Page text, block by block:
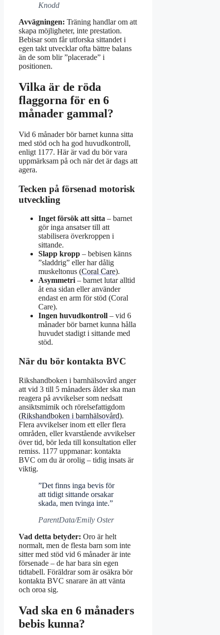
Knodd
Avvägningen: Träning handlar om att
skapa möjligheter, inte prestation.
Bebisar som får utforska sittandet i
egen takt utvecklar ofta bättre balans
än de som blir ”placerade” i
positionen.
Vilka är de röda
flaggorna för en 6
månader gammal?
Vid 6 månader bör barnet kunna sitta
med stöd och ha god huvudkontroll,
enligt 1177. Här är vad du bör vara
uppmärksam på och när det är dags att
agera.
Tecken på försenad motorisk
utveckling
Inget försök att sitta – barnet
gör inga ansatser till att
stabilisera överkroppen i
sittande.
Slapp kropp – bebisen känns
”sladdrig” eller har dålig
muskeltonus (Coral Care).
Asymmetri – barnet lutar alltid
åt ena sidan eller använder
endast en arm för stöd (Coral
Care).
Ingen huvudkontroll – vid 6
månader bör barnet kunna hålla
huvudet stadigt i sittande med
stöd.
När du bör kontakta BVC
Rikshandboken i barnhälsovård anger
att vid 3 till 5 månaders ålder ska man
reagera på avvikelser som nedsatt
ansiktsmimik och rörelsefattigdom
(Rikshandboken i barnhälsovård).
Flera avvikelser inom ett eller flera
områden, eller kvarstående avvikelser
över tid, bör leda till konsultation eller
remiss. 1177 uppmanar: kontakta
BVC om du är orolig – tidig insats är
viktig.
”Det finns inga bevis för
att tidigt sittande orsakar
skada, men tvinga inte.”
ParentData/Emily Oster
Vad detta betyder: Oro är helt
normalt, men de flesta barn som inte
sitter med stöd vid 6 månader är inte
försenade – de har bara sin egen
tidtabell. Föräldrar som är osäkra bör
kontakta BVC snarare än att vänta
och oroa sig.
Vad ska en 6 månaders
bebis kunna?